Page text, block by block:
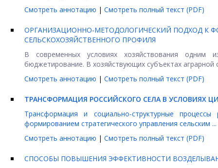
Смотреть аннотацию | Смотреть полный текст (PDF)
ОРГАНИЗАЦИОННО-МЕТОДОЛОГИЧЕСКИЙ ПОДХОД К
СЕЛЬСКОХОЗЯЙСТВЕННОГО ПРОФИЛЯ
В современных условиях хозяйствования одним
бюджетирование. В хозяйствующих субъектах аграрной
Смотреть аннотацию | Смотреть полный текст (PDF)
ТРАНСФОРМАЦИЯ РОССИЙСКОГО СЕЛА В УСЛОВИЯХ
Трансформация и социально-структурные
формированием стратегического управления сельским ...
Смотреть аннотацию | Смотреть полный текст (PDF)
СПОСОБЫ ПОВЫШЕНИЯ ЭФФЕКТИВНОСТИ